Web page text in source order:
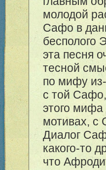
молодой
Сафо в
бесполого
эта песня
тесной
по мифу
с той
этого мифа
мотивах, с
Диалог
какого-то
что